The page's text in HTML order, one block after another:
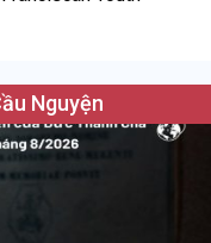
Nguyện